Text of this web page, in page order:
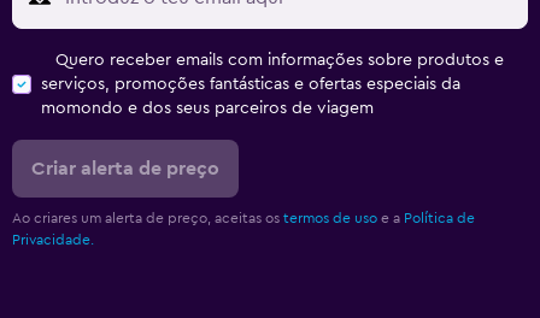
Quero receber emails com informações sobre produtos e
serviços, promoções fantásticas e ofertas especiais da
momondo e dos seus parceiros de viagem
Criar alerta de preço
Ao criares um alerta de preço, aceitas os termos de uso e a Política de
Privacidade.